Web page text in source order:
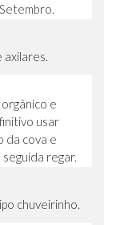
axilares.
e
usar
da cova e
regar.
chuveirinho.